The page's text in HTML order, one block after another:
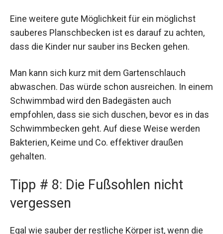
Eine weitere gute Möglichkeit für ein möglichst
sauberes Planschbecken ist es darauf zu achten,
dass die Kinder nur sauber ins Becken gehen.
Man kann sich kurz mit dem Gartenschlauch
abwaschen. Das würde schon ausreichen. In einem
Schwimmbad wird den Badegästen auch
empfohlen, dass sie sich duschen, bevor es in das
Schwimmbecken geht. Auf diese Weise werden
Bakterien, Keime und Co. effektiver draußen
gehalten.
Tipp # 8: Die Fußsohlen nicht
vergessen
Egal wie sauber der restliche Körper ist, wenn die